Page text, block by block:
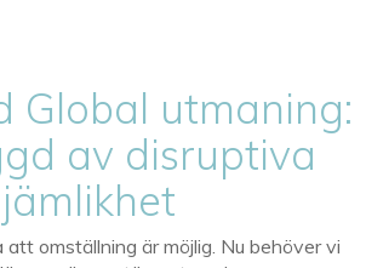
Global utmaning:
av disruptiva
omställning är möjlig. Nu behöver vi